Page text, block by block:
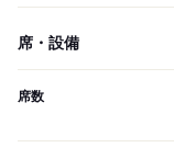
席・設備
席数